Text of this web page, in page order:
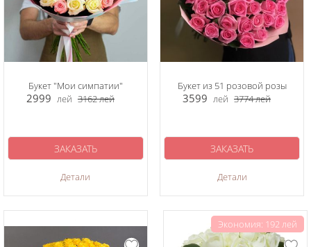
Букет "Мои симпатии"
2999 лей 3162лей
Детали
ЗАКАЗАТЬ
Букет из 51 розовой розы
3599 лей 3774лей
Детали
ЗАКАЗАТЬ
Экономия: 192 лей